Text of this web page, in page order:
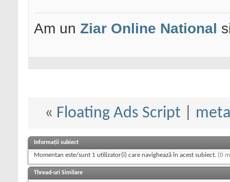
Am un Ziar Online National
« Floating Ads Script
Informații subiect
Momentan este/sunt 1 utilizator(i) care navighează în acest subiect. (0
Thread-uri Similare